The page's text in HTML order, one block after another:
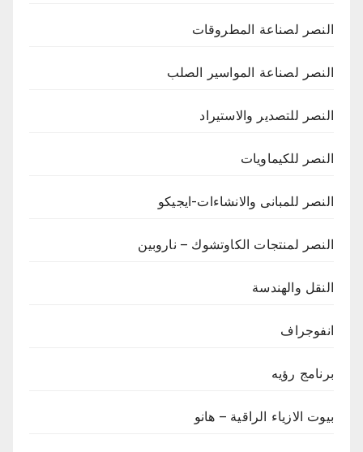
النصر لصناعة المطروقات
النصر لصناعة المواسير الصلب
النصر للتصدير والاستيراد
النصر للكيماويات
النصر للمبانى والانشاءات-ايجيكو
النصر لمنتجات الكاوتشوك – ناروبين
النقل والهندسة
انفوجراف
برنامج رؤيه
بيوت الازياء الراقية – هانو